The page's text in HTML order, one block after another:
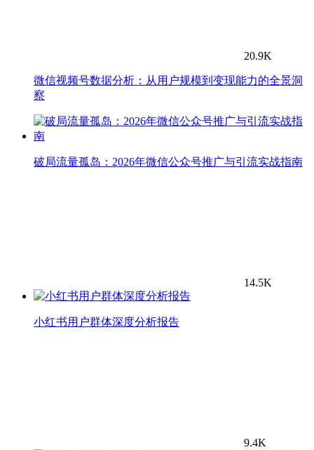
20.9K
微信视频号数据分析：从用户规模到变现能力的全景洞
察
破局流量孤岛：2026年微信公众号推广与引流实战指南
14.5K
小红书用户群体深度分析报告
9.4K